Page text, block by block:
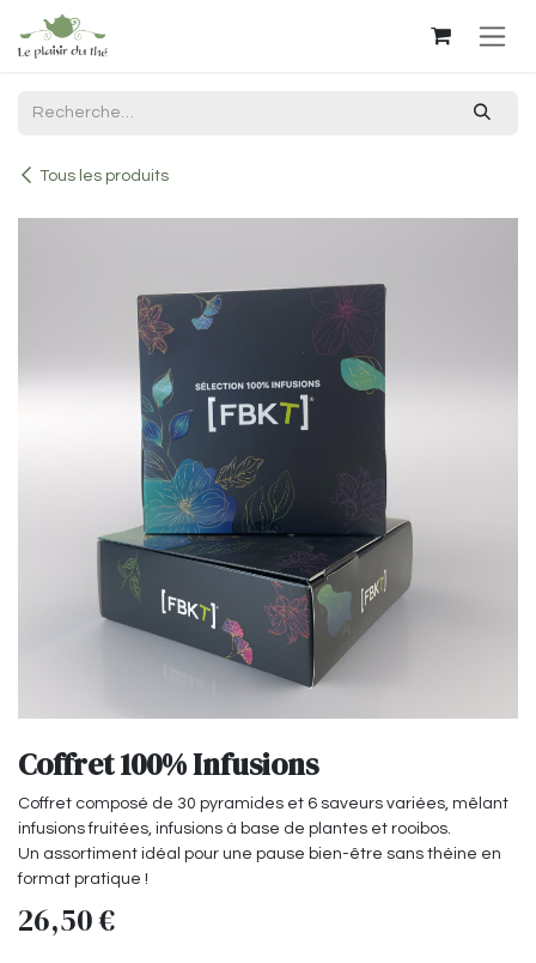
Se rendre au contenu
Tous les produits
Coffret 100% Infusions
Coffret composé de 30 pyramides et 6 saveurs variées, mêlant
infusions fruitées, infusions à base de plantes et rooibos.
Un assortiment idéal pour une pause bien-être sans théine en
format pratique !
26,50€